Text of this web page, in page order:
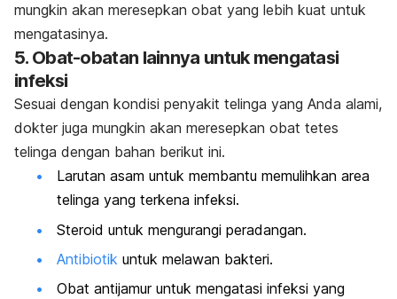
mungkin akan meresepkan obat yang lebih kuat untuk
mengatasinya.
5. Obat-obatan lainnya untuk mengatasi
infeksi
Sesuai dengan kondisi penyakit telinga yang Anda alami,
dokter juga mungkin akan meresepkan obat tetes
telinga dengan bahan berikut ini.
Larutan asam untuk membantu memulihkan area
telinga yang terkena infeksi.
Steroid untuk mengurangi peradangan.
Antibiotik untuk melawan bakteri.
Obat antijamur untuk mengatasi infeksi yang